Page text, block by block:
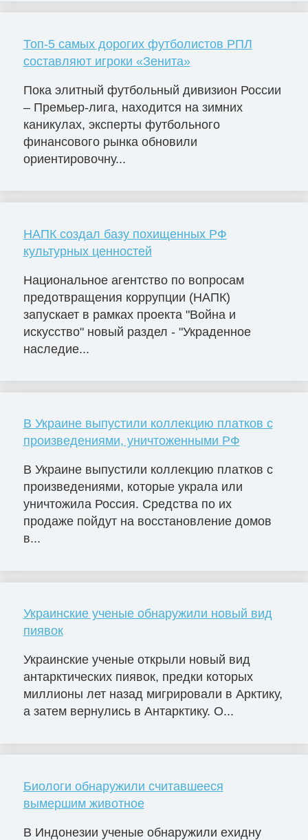
Топ-5 самых дорогих футболистов РПЛ
составляют игроки «Зенита»
Пока элитный футбольный дивизион России
– Премьер-лига, находится на зимних
каникулах, эксперты футбольного
финансового рынка обновили
ориентировочну...
НАПК создал базу похищенных РФ
культурных ценностей
Национальное агентство по вопросам
предотвращения коррупции (НАПК)
запускает в рамках проекта "Война и
искусство" новый раздел - "Украденное
наследие...
В Украине выпустили коллекцию платков с
произведениями, уничтоженными РФ
В Украине выпустили коллекцию платков с
произведениями, которые украла или
уничтожила Россия. Средства по их
продаже пойдут на восстановление домов
в...
Украинские ученые обнаружили новый вид
пиявок
Украинские ученые открыли новый вид
антарктических пиявок, предки которых
миллионы лет назад мигрировали в Арктику,
а затем вернулись в Антарктику. О...
Биологи обнаружили считавшееся
вымершим животное
В Индонезии ученые обнаружили ехидну